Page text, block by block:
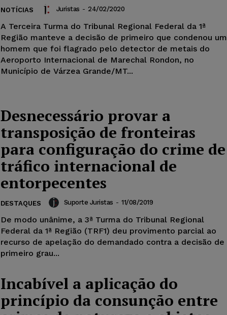
NOTÍCIAS Juristas - 24/02/2020
A Terceira Turma do Tribunal Regional Federal da 1ª
Região manteve a decisão de primeiro que condenou um
homem que foi flagrado pelo detector de metais do
Aeroporto Internacional de Marechal Rondon, no
Município de Várzea Grande/MT...
Desnecessário provar a
transposição de fronteiras
para configuração do crime de
tráfico internacional de
entorpecentes
DESTAQUES Suporte Juristas - 11/08/2019
De modo unânime, a 3ª Turma do Tribunal Regional
Federal da 1ª Região (TRF1) deu provimento parcial ao
recurso de apelação do demandado contra a decisão de
primeiro grau...
Incabível a aplicação do
princípio da consunção entre